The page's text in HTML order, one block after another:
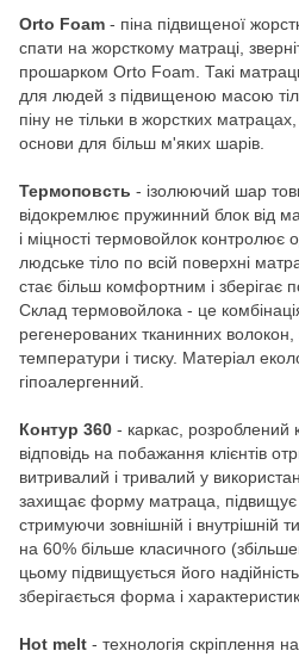
Orto Foam - піна підвищеної
спати на жорсткому матраці,
прошарком Orto Foam. Такі
для людей з підвищеною масою
піну не тільки в жорстких
основи для більш м'яких шарів.
Термоповсть - ізолюючий шар
відокремлює пружинний блок від
і міцності термовойлок контролює
людське тіло по всій поверхні
стає більш комфортним і зберігає
Склад термовойлока - це
регенерованих тканинних
температури і тиску. Матеріал
гіпоалергенний.
Контур 360 - каркас, розроблений
відповідь на побажання клієнтів
витривалий і тривалий у
захищає форму матраца, підвищує
стримуючи зовнішній і внутрішній
на 60% більше класичного
цьому підвищується його
зберігається форма і
Hot melt - технологія скріплення